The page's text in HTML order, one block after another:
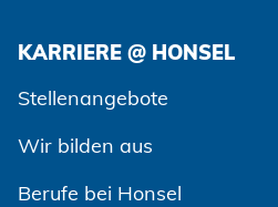
KARRIERE @ HONSEL
Stellenangebote
Wir bilden aus
Berufe bei Honsel